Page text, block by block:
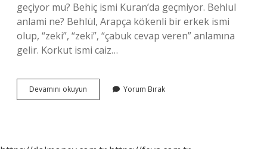
geçiyor mu? Behiç ismi Kuran’da geçmiyor. Behlul
anlami ne? Behlül, Arapça kökenli bir erkek ismi
olup, “zeki”, “zeki”, “çabuk cevap veren” anlamına
gelir. Korkut ismi caiz…
Devamını okuyun
Manasi
Yorum Bırak